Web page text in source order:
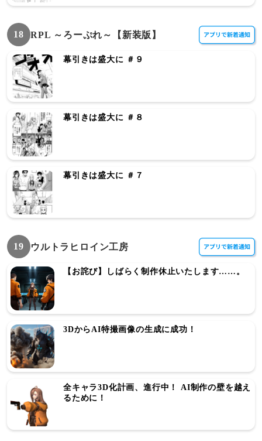
18 RPL ～ろーぷれ～【新装版】
幕引きは盛大に ＃９
幕引きは盛大に ＃８
幕引きは盛大に ＃７
19 ウルトラヒロイン工房
【お詫び】しばらく制作休止いたします……。
3DからAI特撮画像の生成に成功！
全キャラ3D化計画、進行中！ AI制作の壁を越え
るために！